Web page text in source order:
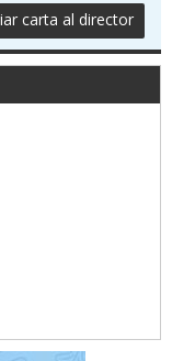
carta al director